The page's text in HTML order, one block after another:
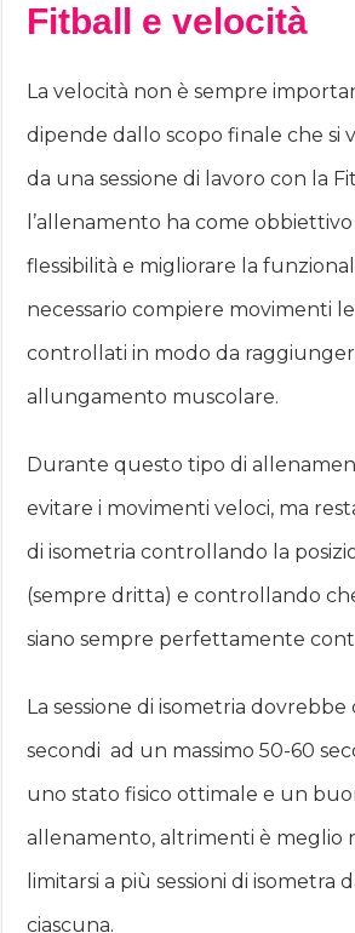
Fitball e velocità
La velocità non è sempre
dipende dallo scopo finale che si
da una sessione di lavoro con la
l’allenamento ha come
flessibilità e migliorare la
necessario compiere movimenti
controllati in modo da
allungamento muscolare.
Durante questo tipo di
evitare i movimenti veloci, ma
di isometria controllando la
(sempre dritta) e controllando
siano sempre perfettamente
La sessione di isometria
secondi ad un massimo 50-60
uno stato fisico ottimale e un
allenamento, altrimenti è meglio
limitarsi a più sessioni di isometra
ciascuna.